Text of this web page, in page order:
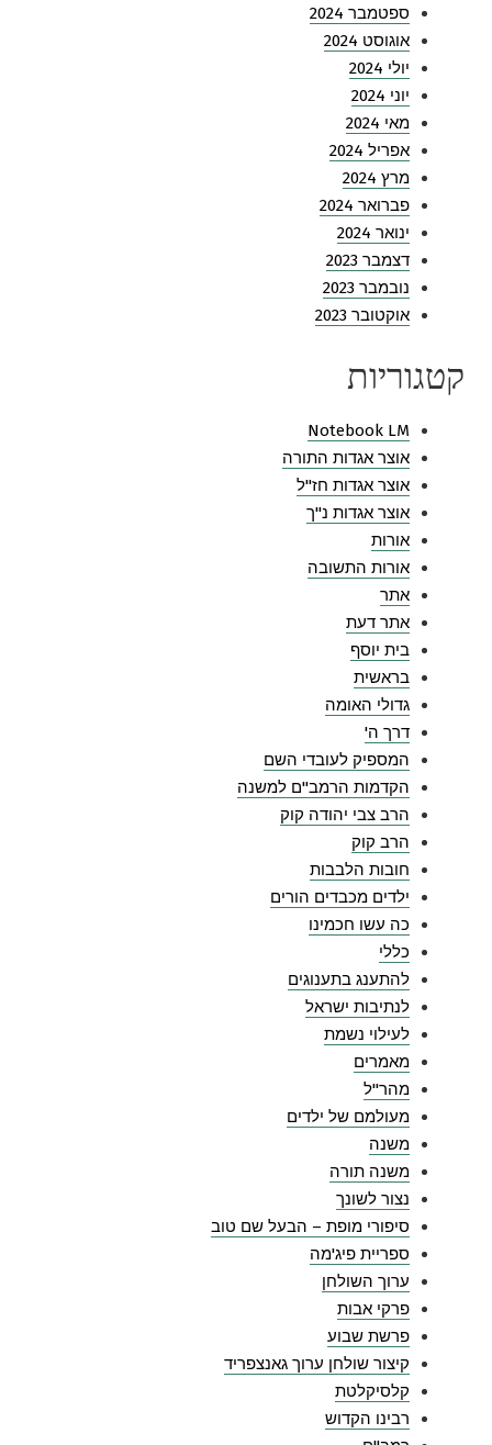
ספטמבר 2024
אוגוסט 2024
יולי 2024
יוני 2024
מאי 2024
אפריל 2024
מרץ 2024
פברואר 2024
ינואר 2024
דצמבר 2023
נובמבר 2023
אוקטובר 2023
קטגוריות
Notebook LM
אוצר אגדות התורה
אוצר אגדות חז"ל
אוצר אגדות נ"ך
אורות
אורות התשובה
אתר
אתר דעת
בית יוסף
בראשית
גדולי האומה
דרך ה'
המספיק לעובדי השם
הקדמות הרמב"ם למשנה
הרב צבי יהודה קוק
הרב קוק
חובות הלבבות
ילדים מכבדים הורים
כה עשו חכמינו
כללי
להתענג בתענוגים
לנתיבות ישראל
לעילוי נשמת
מאמרים
מהר"ל
מעולמם של ילדים
משנה
משנה תורה
נצור לשונך
סיפורי מופת – הבעל שם טוב
ספריית פיג'מה
ערוך השולחן
פרקי אבות
פרשת שבוע
קיצור שולחן ערוך גאנצפריד
קלסיקלטת
רבינו הקדוש